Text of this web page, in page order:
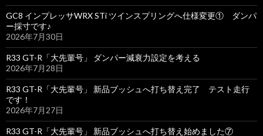
GC8 インプレッサWRX STi ツインスプリングへ仕様変更① ダンパ
ー採寸です♪
2026年7月30日
R33 GT-R「大先輩号」 ダンパー減衰力設定を考える
2026年7月28日
R33 GT-R「大先輩号」 新品ブッシュへ打ち替え完了 テスト走行
です！
2026年7月27日
R33 GT-R「大先輩号」 新品ブッシュへ打ち替え始めました⑦